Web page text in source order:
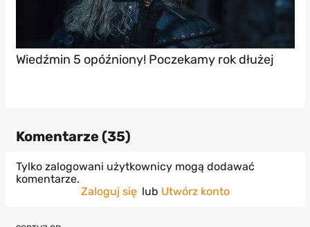
Wiedźmin 5 opóźniony! Poczekamy rok dłużej
Komentarze (35)
Tylko zalogowani użytkownicy mogą dodawać
komentarze.
Zaloguj się lub Utwórz konto